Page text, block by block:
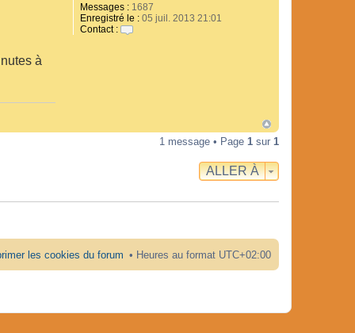
Messages :1687
Enregistré le :05 juil. 2013 21:01
Contact :
à
1 message • Page 1 sur 1
ALLER À
Heures au format UTC+02:00
les cookies du forum